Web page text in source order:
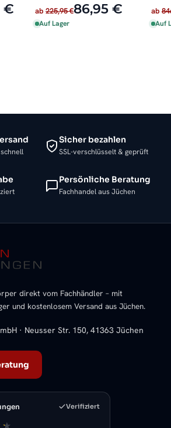
€ ab 225,95 €86,95 €
Auf Lager
ab
Auf
Sicher bezahlen
SSL-verschlüsselt & geprüft
Persönliche Beratung
Fachhandel aus Jüchen
direkt vom Fachhändler – mit
und kostenlosem Versand aus Jüchen.
· Neusser Str. 150, 41363 Jüchen
Verifiziert